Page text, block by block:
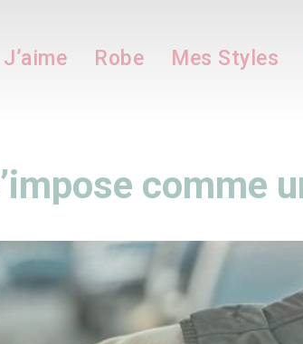
J’aime Robe Mes Styles
comme